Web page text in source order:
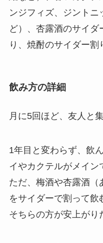
ンジフィズ、ジント
ど）、杏露酒のサイダ
り、焼酎のサイダー割
飲み方の詳細
月に5回ほど、友人と
1年目と変わらず、飲
イやカクテルがメイン
ただ、 梅酒や杏露酒（
をサイダーで割って飲
そちらの方が安上がり